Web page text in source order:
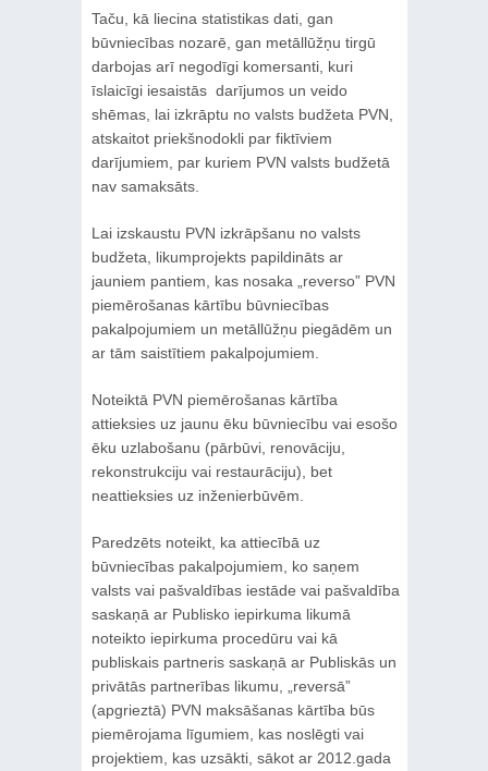
Taču, kā liecina statistikas dati, gan
būvniecības nozarē, gan metāllūžņu tirgū
darbojas arī negodīgi komersanti, kuri
īslaicīgi iesaistās darījumos un veido
shēmas, lai izkrāptu no valsts budžeta PVN,
atskaitot priekšnodokli par fiktīviem
darījumiem, par kuriem PVN valsts budžetā
nav samaksāts.
Lai izskaustu PVN izkrāpšanu no valsts
budžeta, likumprojekts papildināts ar
jauniem pantiem, kas nosaka „reverso” PVN
piemērošanas kārtību būvniecības
pakalpojumiem un metāllūžņu piegādēm un
ar tām saistītiem pakalpojumiem.
Noteiktā PVN piemērošanas kārtība
attieksies uz jaunu ēku būvniecību vai esošo
ēku uzlabošanu (pārbūvi, renovāciju,
rekonstrukciju vai restaurāciju), bet
neattieksies uz inženierbūvēm.
Paredzēts noteikt, ka attiecībā uz
būvniecības pakalpojumiem, ko saņem
valsts vai pašvaldības iestāde vai pašvaldība
saskaņā ar Publisko iepirkuma likumā
noteikto iepirkuma procedūru vai kā
publiskais partneris saskaņā ar Publiskās un
privātās partnerības likumu, „reversā”
(apgrieztā) PVN maksāšanas kārtība būs
piemērojama līgumiem, kas noslēgti vai
projektiem, kas uzsākti, sākot ar 2012.gada